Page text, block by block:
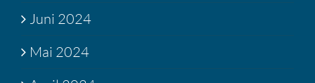
Juni 2024
Mai 2024